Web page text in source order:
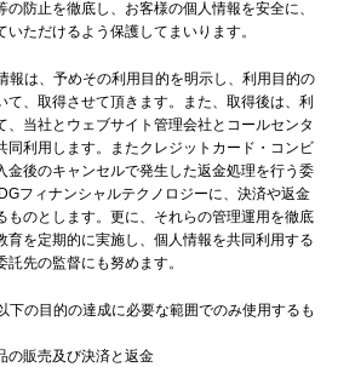
の防止を徹底し、お客様の個人情報を安全に、
ただけるよう保護してまいります。
報は、予めその利用目的を明示し、利用目的の
て、取得させて頂きます。また、取得後は、利
、当社とウェブサイト管理会社とコールセンタ
同利用します。またクレジットカード・コンビ
金後のキャンセルで発生した返金処理を行う委
フィナンシャルテクノロジーに、決済や返金
ものとします。更に、それらの管理運用を徹底
育を定期的に実施し、個人情報を共同利用する
先の監督にも努めます。
下の目的の達成に必要な範囲でのみ使用するも
販売及び決済と返金